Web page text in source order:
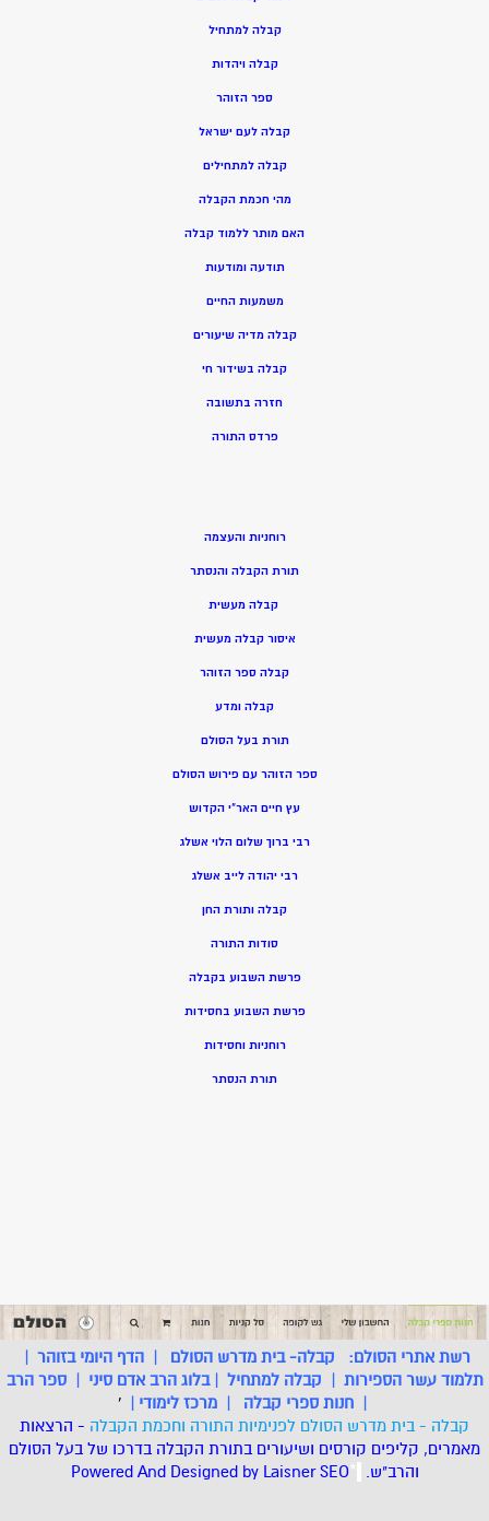
קבלה למתחיל
קבלה ויהדות
ספר הזוהר
קבלה לעם ישראל
קבלה למתחילים
מהי חכמת הקבלה
האם מותר ללמוד קבלה
תודעה ומודעות
משמעות החיים
קבלה מדיה שיעורים
קבלה בשידור חי
חזרה בתשובה
פרדס התורה
רוחניות והעצמה
תורת הקבלה והנסתר
קבלה מעשית
איסור קבלה מעשית
קבלה ספר הזוהר
קבלה ומדע
תורת בעל הסולם
ספר הזוהר עם פירוש הסולם
עץ חיים האר”י הקדוש
רבי ברוך שלום הלוי אשלג
רבי יהודה לייב אשלג
קבלה ותורת החן
סודות התורה
פרשת השבוע בקבלה
פרשת השבוע בחסידות
רוחניות וחסידות
תורת הנסתר
רשת אתרי הסולם: קבלה- בית מדרש הסולם |הדף היומי בזוהר
תלמוד עשר הספירות
קבלה למתחיל |בלוג הרב אדם סיני |ספר הרב
חנות ספרי קבלה מרכז לימודי
'
קבלה - בית מדרש הסולם לפנימיות התורה וחכמת הקבלה - הרצאות
מאמרים, קליפים קורסים ושיעורים בתורת הקבלה בדרכו של בעל הסולם
והרב"ש. *
Powered And Designed by LaisnerSEO